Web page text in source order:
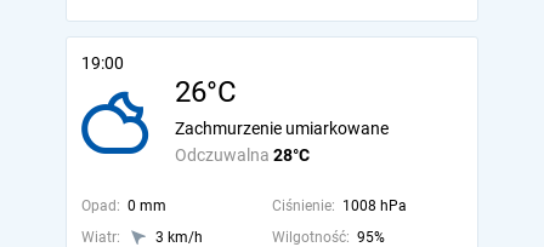
19:00
26°C
Odczuwalna 28°C
Zachmurzenie umiarkowane
Opad: 0 mm Ciśnienie: 1008 hPa
Wiatr:
3 km/h Wilgotność: 95%